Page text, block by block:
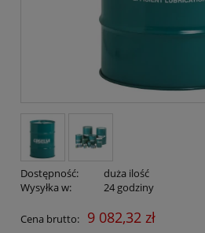
Dostępność:
duża ilość
Wysyłka w:
24 godziny
Cena brutto: 9 082,32 zł